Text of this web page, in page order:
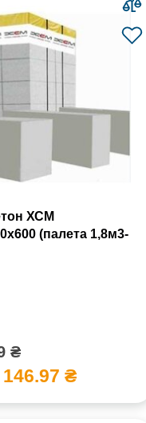
ХСМ
(палета 1,8м3-
₴
146.97 ₴